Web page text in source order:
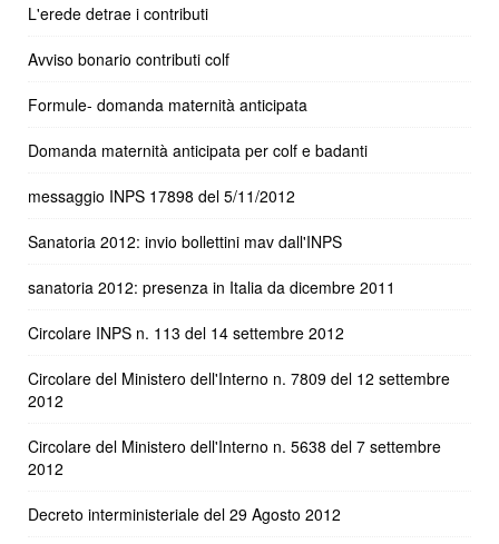
L'erede detrae i contributi
Avviso bonario contributi colf
Formule- domanda maternità anticipata
Domanda maternità anticipata per colf e badanti
messaggio INPS 17898 del 5/11/2012
Sanatoria 2012: invio bollettini mav dall'INPS
sanatoria 2012: presenza in Italia da dicembre 2011
Circolare INPS n. 113 del 14 settembre 2012
Circolare del Ministero dell'Interno n. 7809 del 12 settembre
2012
Circolare del Ministero dell'Interno n. 5638 del 7 settembre
2012
Decreto interministeriale del 29 Agosto 2012